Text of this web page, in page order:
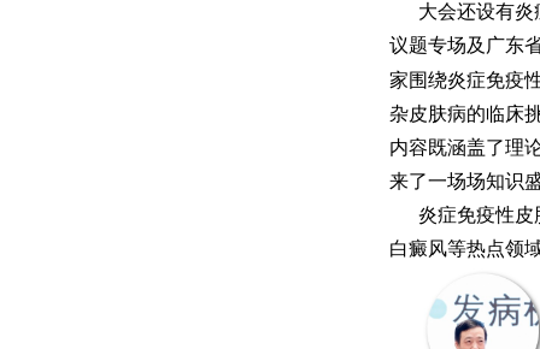
大会还设有
议题专场及广东
家围绕炎症免疫
杂皮肤病的临床
内容既涵盖了理
来了一场场知识
炎症免疫性
白癜风等热点领